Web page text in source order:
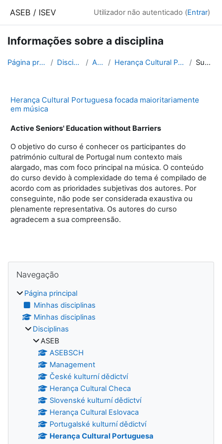
ASEB / ISEV Utilizador não autenticado (Entrar)
Informações sobre a disciplina
Página principal Disciplinas ASEB Herança Cultural Portuguesa Sumário
Herança Cultural Portuguesa focada maioritariamente
em música
Active Seniors' Education without Barriers
O objetivo do curso é conhecer os participantes do
património cultural de Portugal num contexto mais
alargado, mas com foco principal na música. O conteúdo
do curso devido à complexidade do tema é compilado de
acordo com as prioridades subjetivas dos autores. Por
conseguinte, não pode ser considerada exaustiva ou
plenamente representativa. Os autores do curso
agradecem a sua compreensão.
Blocos
Navegação
Página principal
Minhas disciplinas
Minhas disciplinas
Disciplinas
ASEB
ASEBSCH
Management
České kulturní dědictví
Herança Cultural Checa
Slovenské kulturní dědictví
Herança Cultural Eslovaca
Portugalské kulturní dědictví
Herança Cultural Portuguesa